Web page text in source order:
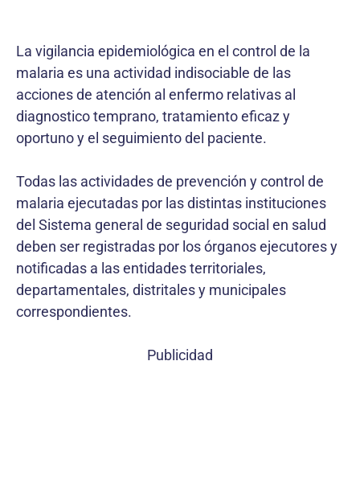
La vigilancia epidemiológica en el control de la
malaria es una actividad indisociable de las
acciones de atención al enfermo relativas al
diagnostico temprano, tratamiento eficaz y
oportuno y el seguimiento del paciente.
Todas las actividades de prevención y control de
malaria ejecutadas por las distintas instituciones
del Sistema general de seguridad social en salud
deben ser registradas por los órganos ejecutores y
notificadas a las entidades territoriales,
departamentales, distritales y municipales
correspondientes.
Publicidad